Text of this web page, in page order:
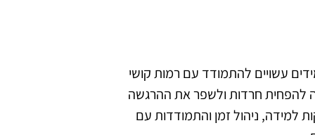
עשויים להתמודד עם רמות קושי
להפחית חרדות ולשפר את ההרגשה
למידה, ניהול זמן והתמודדות עם